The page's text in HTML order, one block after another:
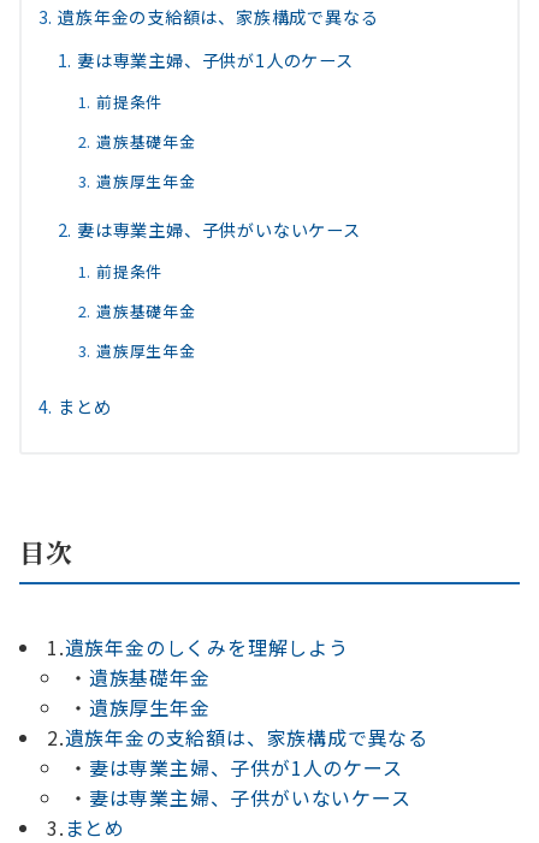
遺族年金の支給額は、家族構成で異なる
妻は専業主婦、子供が1人のケース
前提条件
遺族基礎年金
遺族厚生年金
妻は専業主婦、子供がいないケース
前提条件
遺族基礎年金
遺族厚生年金
まとめ
目次
1.遺族年金のしくみを理解しよう
・ 遺族基礎年金
・ 遺族厚生年金
2.遺族年金の支給額は、家族構成で異なる
・ 妻は専業主婦、子供が1人のケース
・ 妻は専業主婦、子供がいないケース
3. まとめ